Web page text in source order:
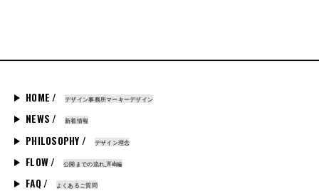
HOME / デザイン事務所マーキーデザイン
NEWS / 新着情報
PHILOSOPHY / デザイン理念
FLOW / 公開までの流れ_Web編
FAQ / よくあるご質問